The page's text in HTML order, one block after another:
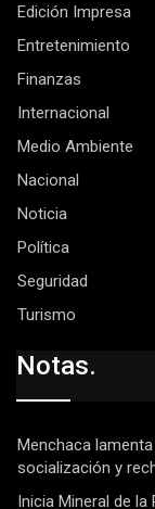
Edición Impresa
Entretenimiento
Finanzas
Internacional
Medio Ambiente
Nacional
Noticia
Política
Seguridad
Turismo
Notas.
Menchaca
socialización y
Inicia Mineral de